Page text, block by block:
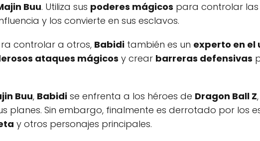
Buu. Utiliza sus poderes mágicos para controlar
y los convierte en sus esclavos.
controlar a otros, Babidi también es un experto en el
ataques mágicos y crear barreras defensivas
Buu, Babidi se enfrenta a los héroes de Dragon Ball Z
planes. Sin embargo, finalmente es derrotado por los
y otros personajes principales.